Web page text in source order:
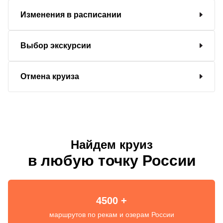
Изменения в расписании
Выбор экскурсии
Отмена круиза
Найдем круиз
в любую точку России
4500 +
маршрутов по рекам и озерам России